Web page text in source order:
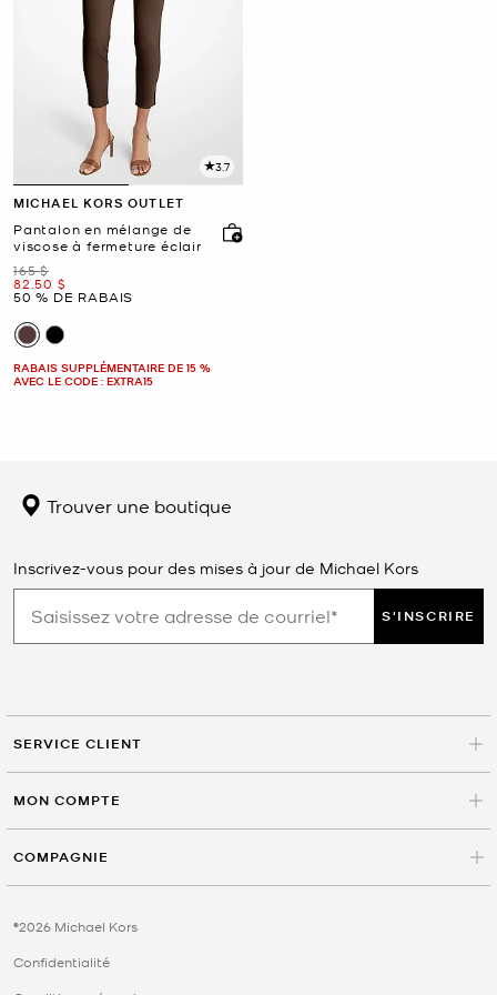
3.7
MICHAEL KORS OUTLET
Pantalon en mélange de
viscose à fermeture éclair
était
165 $
maintenant
82.50 $
50 % DE RABAIS
RABAIS SUPPLÉMENTAIRE DE 15 %
AVEC LE CODE : EXTRA15
Trouver une boutique
Inscrivez-vous pour des mises à jour de Michael Kors
S'INSCRIRE
SERVICE CLIENT
MON COMPTE
COMPAGNIE
©2026 Michael Kors
Confidentialité